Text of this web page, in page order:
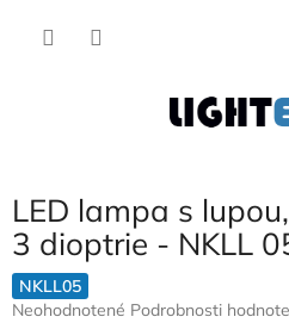
LED lampa s
3 dioptrie - NKLL
NKLL05
Priemerné
Neohodnotené Podrobnosti